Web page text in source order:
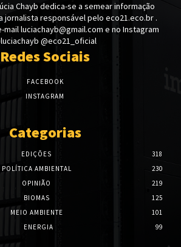
Chayb dedica-se a semear informação
jornalista responsável pelo eco21.eco.br .
luciachayb@gmail.com e no Instagram
@eco21_oficial
Redes Sociais
FACEBOOK
INSTAGRAM
Categorias
EDIÇÕES
318
POLÍTICA AMBIENTAL
230
OPINIÃO
219
BIOMAS
125
MEIO AMBIENTE
101
ENERGIA
99